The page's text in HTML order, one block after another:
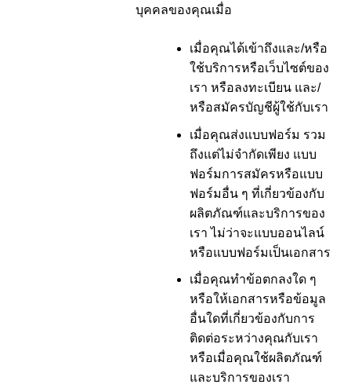
บุคคลของคุณเมื่อ
เมื่อคุณได้เข้าถึงและ/หรือ
ใช้บริการหรือเว็บไซต์ของ
เรา หรือลงทะเบียน และ/
หรือสมัครบัญชีผู้ใช้กับเรา
เมื่อคุณส่งแบบฟอร์ม รวม
ถึงแต่ไม่จำกัดเพียง แบบ
ฟอร์มการสมัครหรือแบบ
ฟอร์มอื่น ๆ ที่เกี่ยวข้องกับ
ผลิตภัณฑ์และบริการของ
เรา ไม่ว่าจะแบบออนไลน์
หรือแบบฟอร์มเป็นเอกสาร
เมื่อคุณทำข้อตกลงใด ๆ
หรือให้เอกสารหรือข้อมูล
อื่นใดที่เกี่ยวข้องกับการ
ติดต่อระหว่างคุณกับเรา
หรือเมื่อคุณใช้ผลิตภัณฑ์
และบริการของเรา